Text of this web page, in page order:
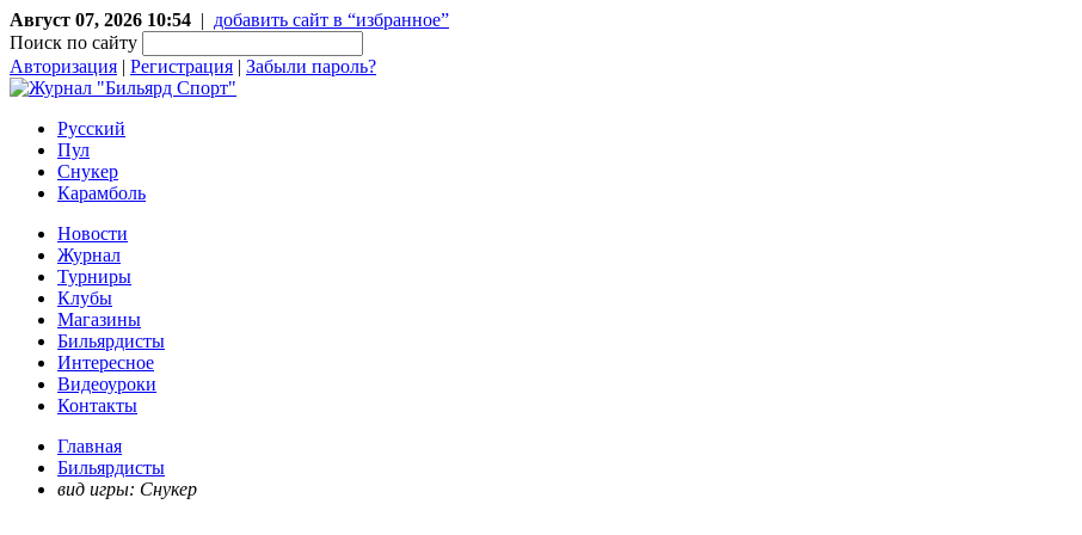
Август 07, 2026 10:54 | добавить сайт в “избранное”
Поиск по сайту
Авторизация | Регистрация | Забыли пароль?
Русский
Пул
Снукер
Карамболь
Новости
Журнал
Турниры
Клубы
Магазины
Бильярдисты
Интересное
Видеоуроки
Контакты
Главная
Бильярдисты
вид игры: Снукер